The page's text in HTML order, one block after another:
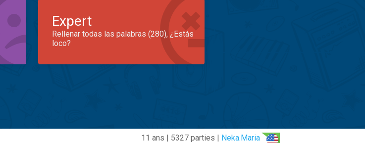
Expert
Rellenar todas las palabras (280), ¿Estás
loco?
11 ans | 5327 parties | Neka.Maria